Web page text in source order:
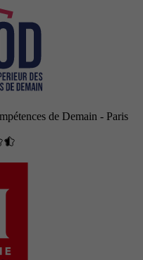
de Demain - Paris